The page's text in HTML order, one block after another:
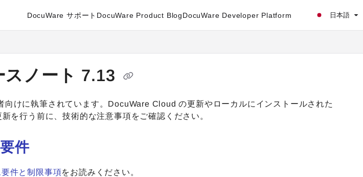
DocuWare サポート DocuWare Product BlogDocuWare Developer Platform 日本語
ノート 7.13
向けに執筆されています。DocuWare Cloud の更新やローカルにインストールされた
を行う前に、技術的な注意事項をご確認ください。
件
件と制限事項をお読みください。